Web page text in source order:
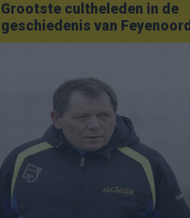
Grootste cultheleden in de
geschiedenis van Feyenoord